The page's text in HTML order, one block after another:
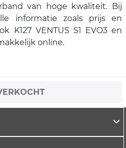
van hoge kwaliteit. Bij
informatie zoals prijs en
K127 VENTUS S1 EVO3 en
online.